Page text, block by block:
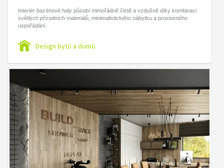
Interiér bazénové haly působí mimořádně čistě a vzdušně díky kombinaci
světlých přírodních materiálů, minimalistického nábytku a prostorného
uspořádání.
Design bytů a domů